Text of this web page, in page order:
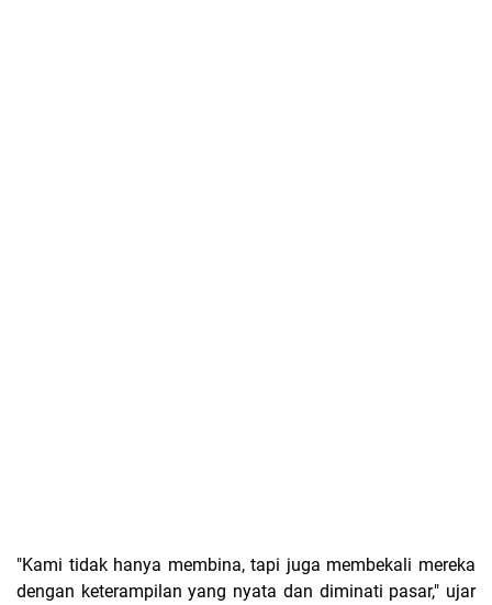
"Kami tidak hanya membina, tapi juga membekali mereka
dengan keterampilan yang nyata dan diminati pasar," ujar